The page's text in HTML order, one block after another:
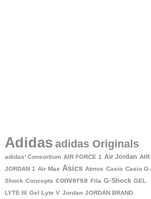
Adidas adidas Originals
adidas' Consortium AIR FORCE 1 Air Jordan AIR
JORDAN 1 Air Max Asics Atmos Casio Casio G-
Shock Concepts converse Fila G-Shock GEL
LYTE III Gel Lyte V Jordan JORDAN BRAND